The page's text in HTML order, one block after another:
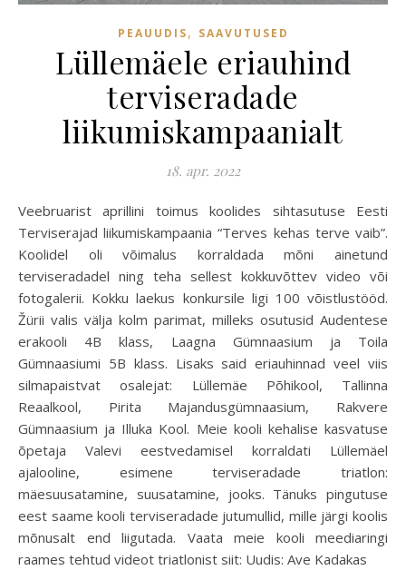
PEAUUDIS, SAAVUTUSED
Lüllemäele eriauhind
terviseradade
liikumiskampaanialt
18. apr. 2022
Veebruarist aprillini toimus koolides sihtasutuse Eesti
Terviserajad liikumiskampaania “Terves kehas terve vaib”.
Koolidel oli võimalus korraldada mõni ainetund
terviseradadel ning teha sellest kokkuvõttev video või
fotogalerii. Kokku laekus konkursile ligi 100 võistlustööd.
Žürii valis välja kolm parimat, milleks osutusid Audentese
erakooli 4B klass, Laagna Gümnaasium ja Toila
Gümnaasiumi 5B klass. Lisaks said eriauhinnad veel viis
silmapaistvat osalejat: Lüllemäe Põhikool, Tallinna
Reaalkool, Pirita Majandusgümnaasium, Rakvere
Gümnaasium ja Illuka Kool. Meie kooli kehalise kasvatuse
õpetaja Valevi eestvedamisel korraldati Lüllemäel
ajalooline, esimene terviseradade triatlon:
mäesuusatamine, suusatamine, jooks. Tänuks pingutuse
eest saame kooli terviseradade jutumullid, mille järgi koolis
mõnusalt end liigutada. Vaata meie kooli meediaringi
raames tehtud videot triatlonist siit: Uudis: Ave Kadakas